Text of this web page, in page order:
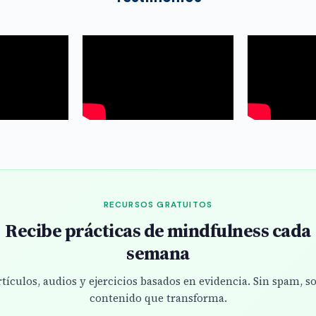
RECURSOS GRATUITOS
Recibe prácticas de mindfulness cada
semana
audios y ejercicios basados en evidencia. Sin spam,
contenido que transforma.